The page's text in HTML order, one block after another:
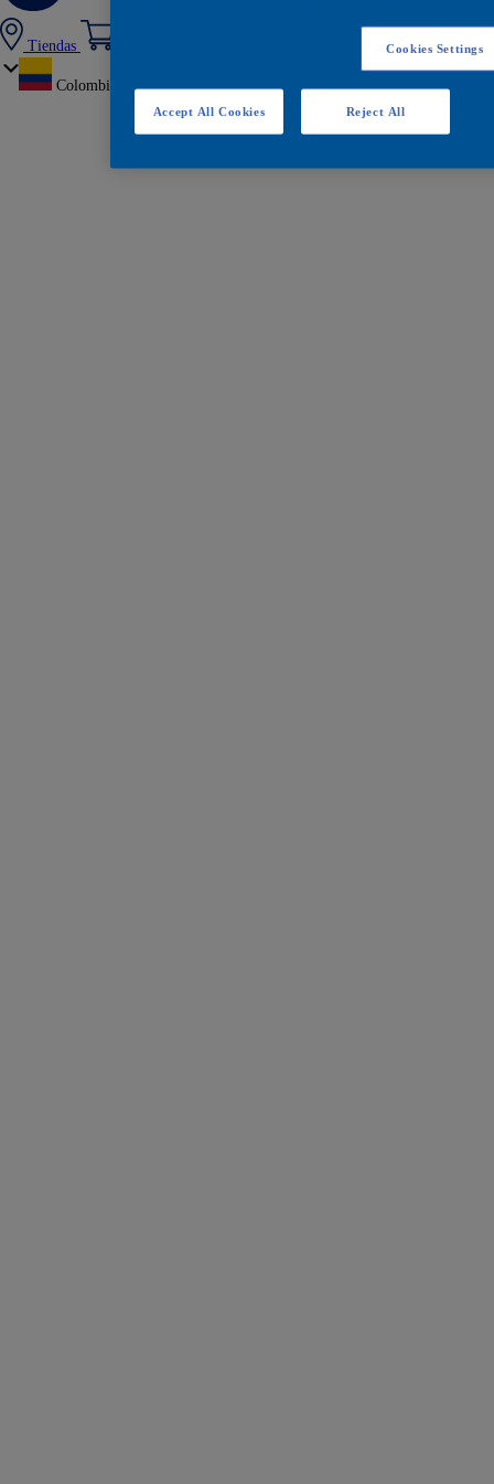
Tiendas
Colombia
Cookies Settings
Reject All
Accept All Cookies